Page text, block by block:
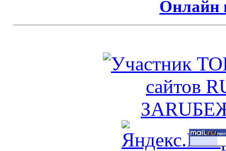
Онлайн